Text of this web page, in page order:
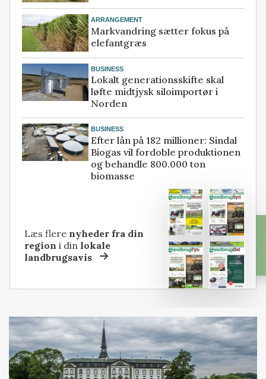
ARRANGEMENT
Markvandring sætter fokus på
elefantgræs
BUSINESS
Lokalt generationsskifte skal
løfte midtjysk siloimportør i
Norden
BUSINESS
Efter lån på 182 millioner: Sindal
Biogas vil fordoble produktionen
og behandle 800.000 ton
biomasse
Læs flere nyheder fra din
region i dinlokale
landbrugsavis